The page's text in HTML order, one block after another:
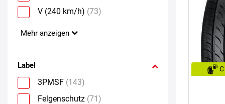
V (240 km/h) (73)
Mehr anzeigen
Label
3PMSF (143)
Felgenschutz (71)
C